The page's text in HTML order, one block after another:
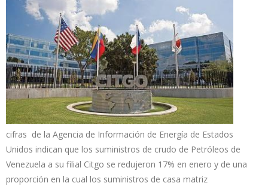
cifras de la Agencia de Información de Energía de Estados
Unidos indican que los suministros de crudo de Petróleos de
Venezuela a su filial Citgo se redujeron 17% en enero y de una
proporción en la cual los suministros de casa matriz